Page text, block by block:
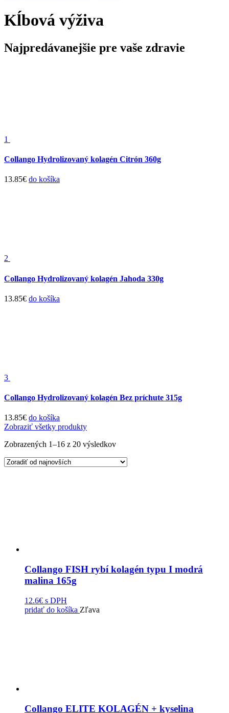
Kĺbová výživa
Najpredávanejšie pre vaše zdravie
1
Collango Hydrolizovaný kolagén Citrón 360g
13.85€ do košíka
2
Collango Hydrolizovaný kolagén Jahoda 330g
13.85€ do košíka
3
Collango Hydrolizovaný kolagén Bez príchute 315g
13.85€ do košíka
Zobraziť všetky produkty
Zobrazených 1–16 z 20 výsledkov
Collango FISH rybí kolagén typu I modrá
malina 165g
12.6€ s DPH
pridať do košíka Zľava
Collango ELITE KOLAGÉN + kyselina